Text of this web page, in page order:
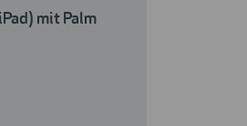
mit Palm